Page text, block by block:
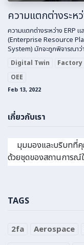
ความแตกต่างระห
ความแตกต่างระหว่าง ERP
(Enterprise Resource
System) มักจะถูกพิจารณา
Digital Twin Factory
OEE
Feb 13, 2022
เกี่ยวกับเรา
มุมมองและบริบทที่
ด้วยชุดของสถานการณ์
TAGS
2fa Aerospace